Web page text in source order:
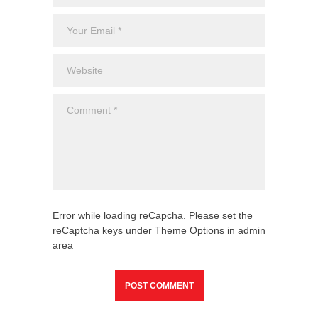
Error while loading reCapcha. Please set the
reCaptcha keys under Theme Options in admin
area